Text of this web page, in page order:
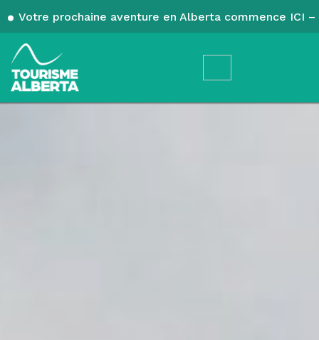
Votre prochaine aventure en Alberta commence ICI